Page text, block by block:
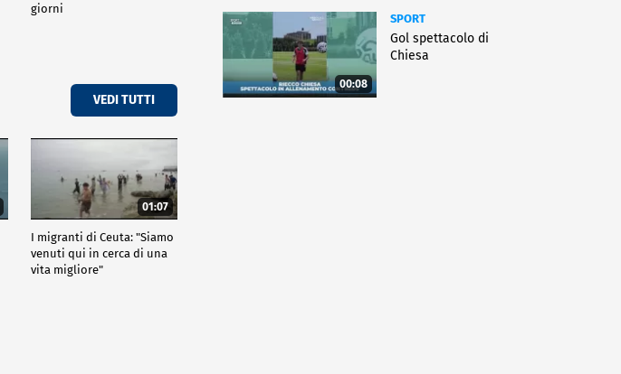
giorni
VEDI TUTTI
01:07
I migranti di Ceuta: "Siamo
venuti qui in cerca di una
vita migliore"
00:08
SPORT
Gol spettacolo di
Chiesa